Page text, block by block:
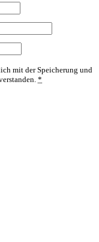
mit der Speicherung und
*